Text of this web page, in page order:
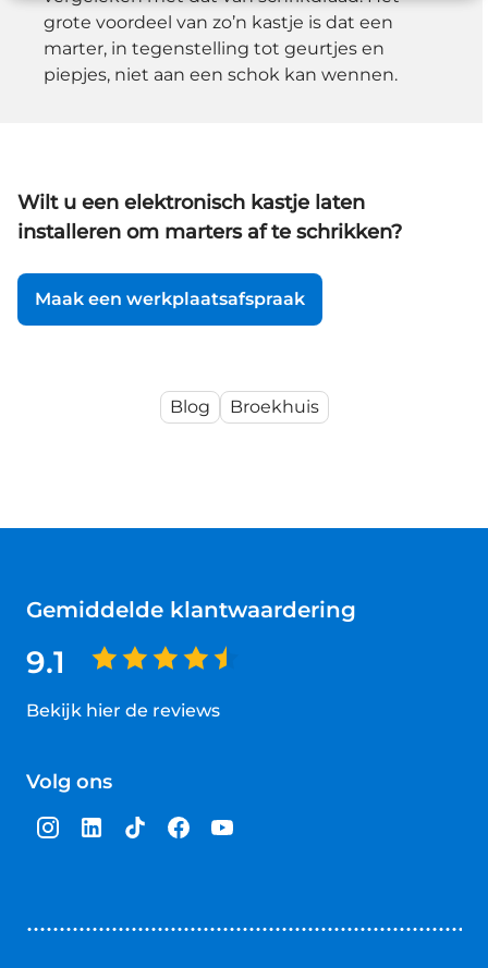
grote voordeel van zo’n kastje is dat een
marter, in tegenstelling tot geurtjes en
piepjes, niet aan een schok kan wennen.
Wilt u een elektronisch kastje laten
installeren om marters af te schrikken?
Maak een werkplaatsafspraak
Blog Broekhuis
Gemiddelde klantwaardering
9.1
Bekijk hier de reviews
van
sterren
Volg ons